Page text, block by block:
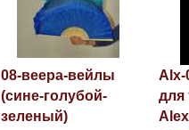
08-веера-вейлы
(сине-голубой-
зеленый)
для